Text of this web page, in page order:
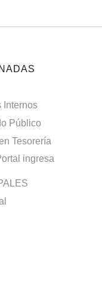
Internos
Público
Tesorería
ingresa